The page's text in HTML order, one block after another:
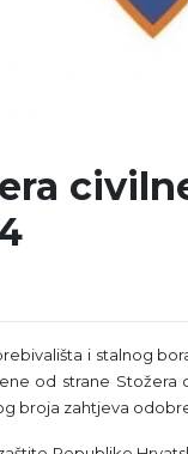
i stalnog
od strane
broja zahtjeva